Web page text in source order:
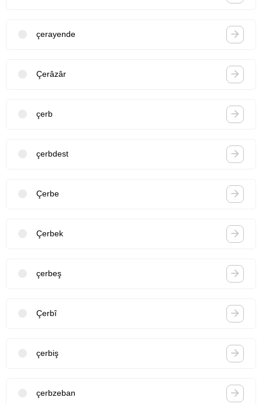
çerayende
Çerâzâr
çerb
çerbdest
Çerbe
Çerbek
çerbeş
Çerbî
çerbiş
çerbzeban